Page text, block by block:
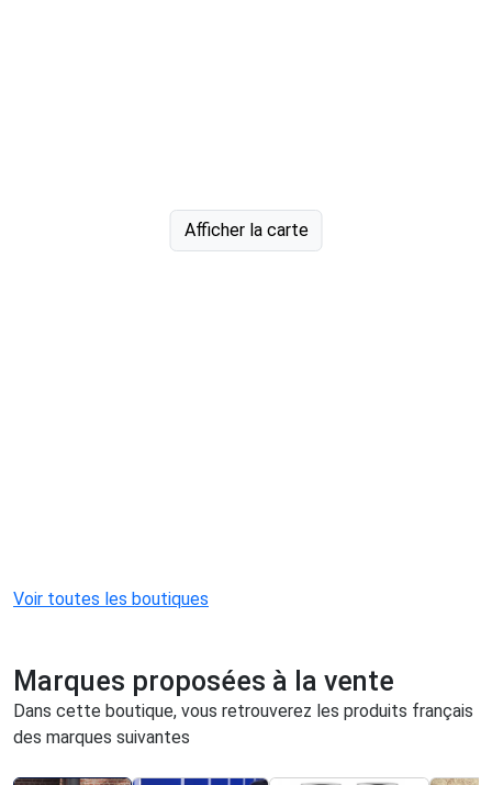
Afficher la carte
Voir toutes les boutiques
Marques proposées à la vente
Dans cette boutique, vous retrouverez les produits français
des marques suivantes